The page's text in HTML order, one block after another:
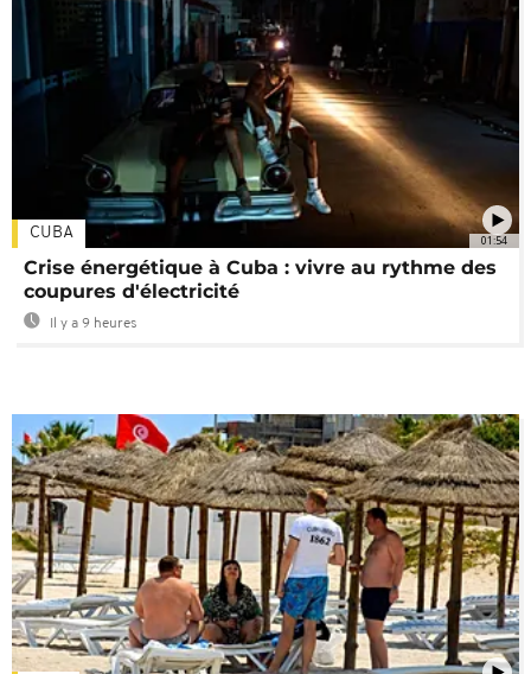
01:54
CUBA
Crise énergétique à Cuba : vivre au rythme des
coupures d'électricité
Il y a 9 heures